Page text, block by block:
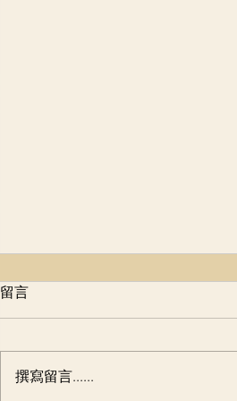
1983年，南非医生和保险公司
摄于南非克鲁格国家森林公园
留言
撰寫留言......